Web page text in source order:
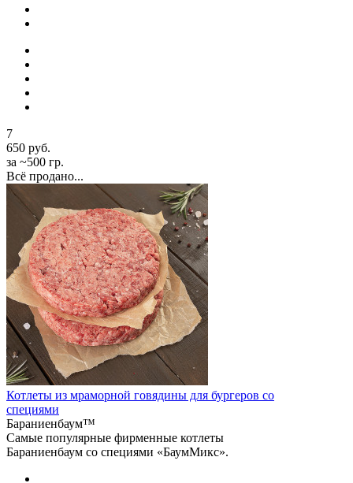
7
650 руб.
за ~500 гр.
Всё продано...
Котлеты из мраморной говядины для бургеров со
специями
Бараниенбаум™
Самые популярные фирменные котлеты
Бараниенбаум со специями «БаумМикс».